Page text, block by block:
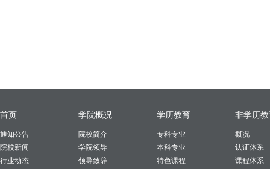
首页
通知公告
院校新闻
行业动态
学院概况
院校简介
学院领导
领导致辞
学历教育
专科专业
本科专业
特色课程
非学历
概况
认证体系
课程体系